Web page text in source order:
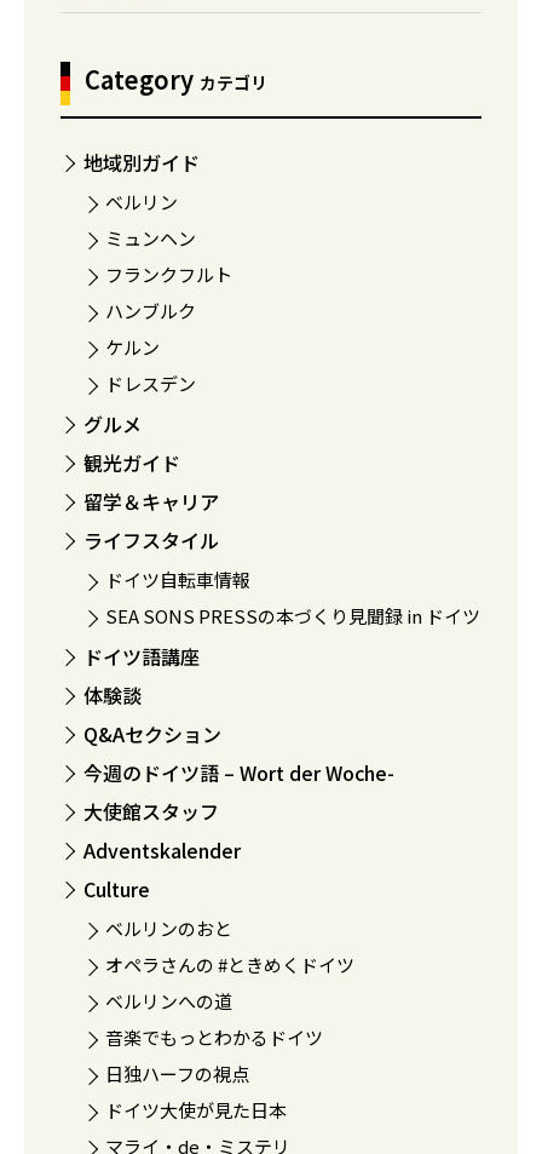
Category カテゴリ
地域別ガイド
ベルリン
ミュンヘン
フランクフルト
ハンブルク
ケルン
ドレスデン
グルメ
観光ガイド
留学＆キャリア
ライフスタイル
ドイツ自転車情報
SEA SONS PRESSの本づくり見聞録 in ドイツ
ドイツ語講座
体験談
Q&Aセクション
今週のドイツ語 – Wort der Woche-
大使館スタッフ
Adventskalender
Culture
ベルリンのおと
オペラさんの #ときめくドイツ
ベルリンへの道
音楽でもっとわかるドイツ
日独ハーフの視点
ドイツ大使が見た日本
マライ・de・ミステリ